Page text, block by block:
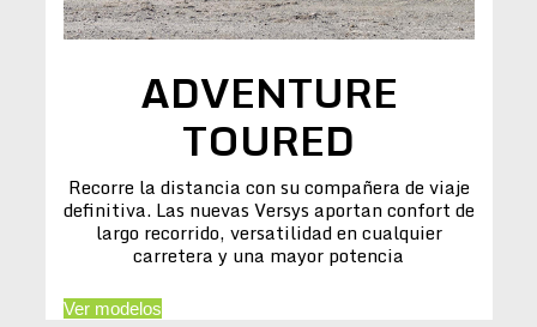
ADVENTURE
TOURED
Recorre la distancia con su compañera de viaje
definitiva. Las nuevas Versys aportan confort de
largo recorrido, versatilidad en cualquier
carretera y una mayor potencia
Ver modelos